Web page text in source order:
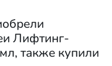
Лифтинг-
, также купили